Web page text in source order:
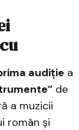
audiție a
de
a muzicii
român și